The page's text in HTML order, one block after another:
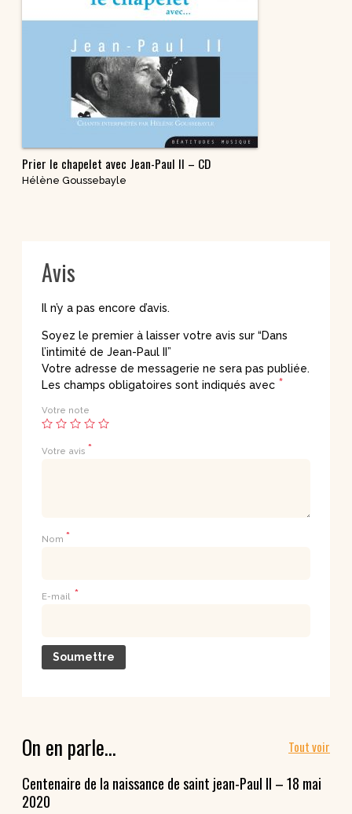
Prier le chapelet avec Jean-Paul II – CD
Hélène Goussebayle
Avis
Il n’y a pas encore d’avis.
Soyez le premier à laisser votre avis sur “Dans
l’intimité de Jean-Paul II”
Votre adresse de messagerie ne sera pas publiée.
Les champs obligatoires sont indiqués avec *
Votre note
Votre avis *
Nom *
E-mail *
On en parle… Tout voir
Centenaire de la naissance de saint jean-Paul II – 18 mai
2020